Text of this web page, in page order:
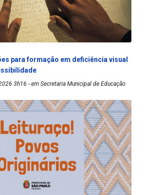
para formação em deficiência visual
3h16 - em Secretaria Municipal de Educação